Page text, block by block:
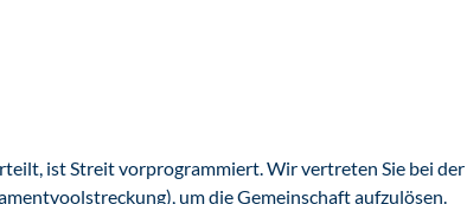
ist Streit vorprogrammiert. Wir vertreten Sie bei der
um die Gemeinschaft aufzulösen.